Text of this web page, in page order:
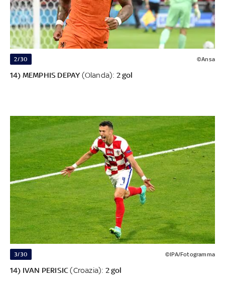
2/30 ©Ansa
14) MEMPHIS DEPAY (Olanda): 2 gol
3/30 ©IPA/Fotogramma
14) IVAN PERISIC(Croazia): 2 gol